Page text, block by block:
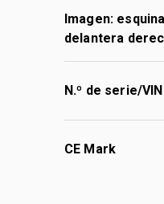
Imagen: esquina
delantera
N.º de serie/VIN
CE Mark